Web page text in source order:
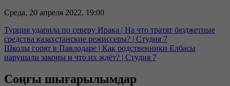
Среда, 20 апреля 2022, 19:00
Турция ударила по северу Ирака | На что тратят бюджетные
средства казахстанские режиссеры? | Студия 7
Школы горят в Павлодаре | Как родственники Елбасы
нарушали законы и что их ждёт? | Студия 7
Соңғы шығарылымдар